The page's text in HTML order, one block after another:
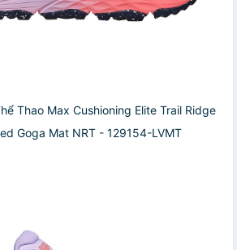
Thao Max Cushioning Elite Trail Ridge
Goga Mat NRT - 129154-LVMT